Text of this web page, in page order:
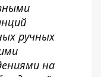
ручных
на